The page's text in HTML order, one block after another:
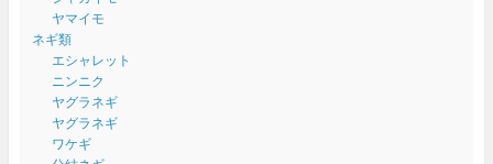
ヤマイモ
ネギ類
エシャレット
ニンニク
ヤグラネギ
ヤグラネギ
ワケギ